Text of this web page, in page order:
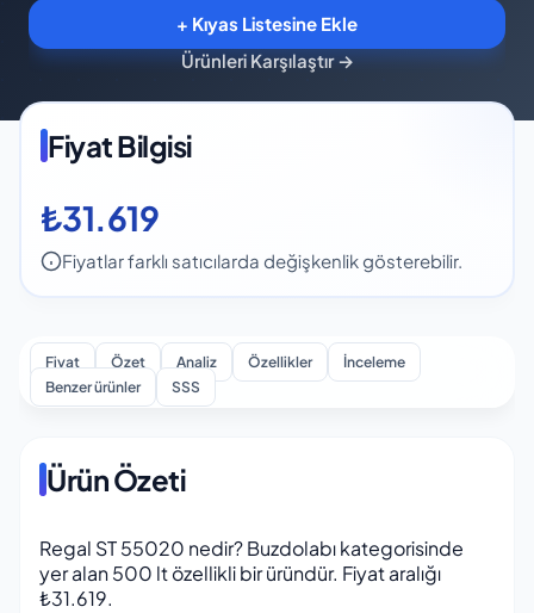
+ Kıyas Listesine Ekle
Ürünleri Karşılaştır→
Fiyat Bilgisi
₺31.619
Fiyatlar farklı satıcılarda değişkenlik gösterebilir.
Fiyat Özet Analiz Özellikler
İnceleme
Benzer ürünler
SSS
Ürün Özeti
Regal ST 55020 nedir? Buzdolabı kategorisinde
yer alan 500 lt özellikli bir üründür. Fiyat aralığı
₺31.619.